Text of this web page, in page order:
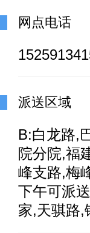
网点电话
派送区域
B:白龙路,
院分院,福
峰支路,梅
下午可派
家,天骐路,